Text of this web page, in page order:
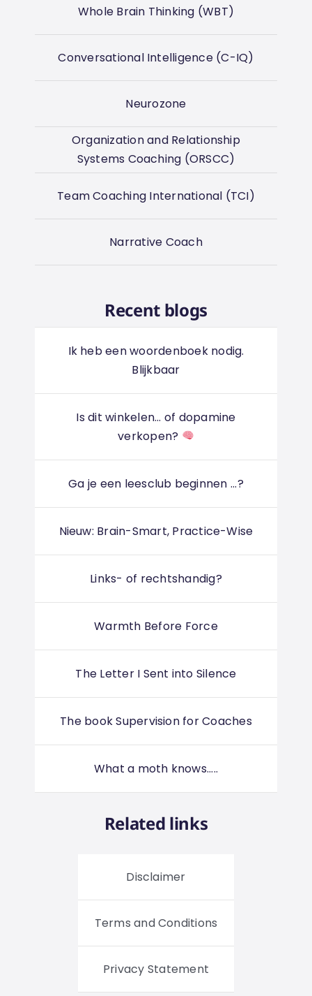
Whole Brain Thinking (WBT)
Conversational Intelligence (C-IQ)
Neurozone
Organization and Relationship
Systems Coaching (ORSCC)
Team Coaching International (TCI)
Narrative Coach
Recent blogs
Ik heb een woordenboek nodig.
Blijkbaar
Is dit winkelen... of dopamine
verkopen?
Ga je een leesclub beginnen ...?
Nieuw: Brain-Smart, Practice-Wise
Links- of rechtshandig?
Warmth Before Force
The Letter I Sent into Silence
The book Supervision for Coaches
What a moth knows.....
Related links
Disclaimer
Terms and Conditions
Privacy Statement